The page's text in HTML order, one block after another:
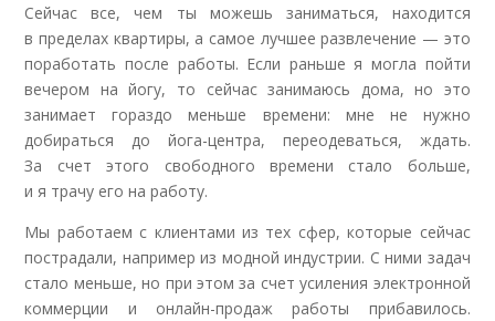
Сейчас все, чем ты можешь заниматься, находится
в пределах квартиры, а самое лучшее развлечение — это
поработать после работы. Если раньше я могла пойти
вечером на йогу, то сейчас занимаюсь дома, но это
занимает гораздо меньше времени: мне не нужно
добираться до йога-центра, переодеваться, ждать.
За счет этого свободного времени стало больше,
и я трачу его на работу.
Мы работаем с клиентами из тех сфер, которые сейчас
пострадали, например из модной индустрии. С ними задач
стало меньше, но при этом за счет усиления электронной
коммерции и онлайн-продаж работы прибавилось.